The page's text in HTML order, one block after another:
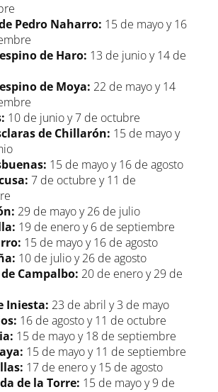
Pedro Naharro: 15 de mayo y 16
de Haro: 13 de junio y 14 de
de Moya: 22 de mayo y 14
10 de junio y 7 de octubre
de Chillarón: 15 de mayo y
15 de mayo y 16 de agosto
7 de octubre y 11 de
29 de mayo y 26 de julio
19 de enero y 6 de septiembre
15 de mayo y 16 de agosto
10 de julio y 26 de agosto
Campalbo: 20 de enero y 29 de
Iniesta: 23 de abril y 3 de mayo
16 de agosto y 11 de octubre
15 de mayo y 18 de septiembre
15 de mayo y 11 de septiembre
17 de enero y 15 de agosto
de la Torre: 15 de mayo y 9 de